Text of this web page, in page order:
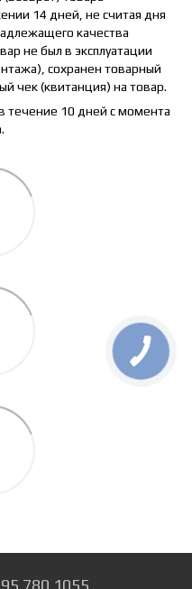
14 дней, не считая дня
качества
не был в эксплуатации
сохранен товарный
чек (квитанция) на товар.
течение 10 дней с момента
780 1055